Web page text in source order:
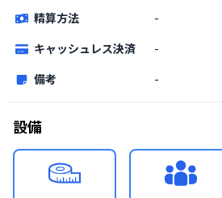
精算方法
-
キャッシュレス決済
-
備考
-
設備